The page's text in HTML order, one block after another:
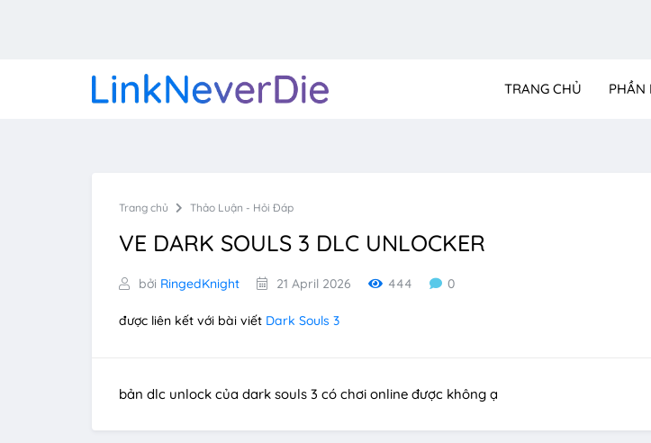
TRANG CHỦ PHẦN
Trang chủ Thảo Luận - Hỏi Đáp
VE DARK SOULS 3 DLC UNLOCKER
bởi RingedKnight 21 April 2026 444 0
được liên kết với bài viết Dark Souls 3
bản dlc unlock của dark souls 3 có chơi online được không ạ